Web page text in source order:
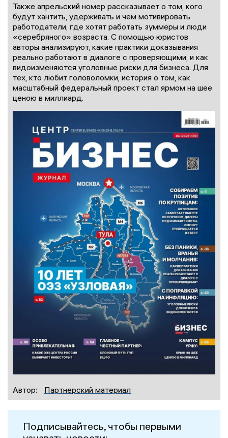
Также апрельский номер рассказывает о том, кого
будут хантить, удерживать и чем мотивировать
работодатели, где хотят работать зуммеры и люди
«серебряного» возраста. С помощью юристов
авторы анализируют, какие практики доказывания
реально работают в диалоге с проверяющими, и как
видоизменяются уголовные риски для бизнеса. Для
тех, кто любит головоломки, история о том, как
масштабный федеральный проект стал ярмом на шее
ценою в миллиард.
Автор: Партнерский материал
Подписывайтесь, чтобы первыми